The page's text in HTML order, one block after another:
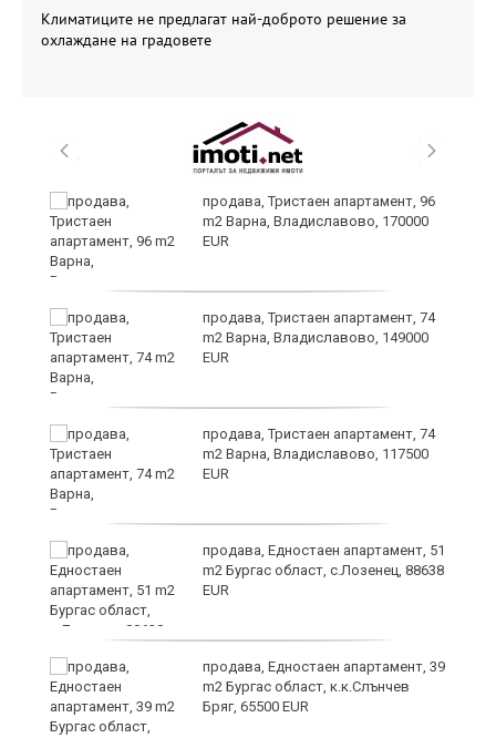
Климатиците не предлагат най-доброто решение за
охлаждане на градовете
продава, Тристаен апартамент, 96
m2 Варна, Владиславово, 170000
EUR
продава, Тристаен апартамент, 74
m2 Варна, Владиславово, 149000
EUR
продава, Тристаен апартамент, 74
m2 Варна, Владиславово, 117500
EUR
продава, Едностаен апартамент, 51
m2 Бургас област, с.Лозенец, 88638
EUR
продава, Едностаен апартамент, 39
m2 Бургас област, к.к.Слънчев
Бряг, 65500 EUR